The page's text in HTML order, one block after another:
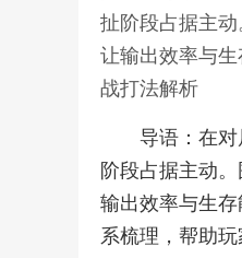
扯阶段占据主
让输出效率与
战打法解析
导语：在
阶段占据主动
输出效率与生
系梳理，帮助玩